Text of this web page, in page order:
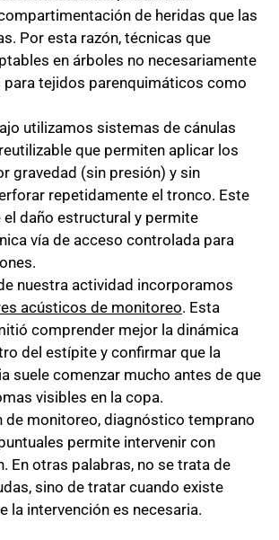
de heridas que las
Por esta razón, técnicas que
en árboles no necesariamente
tejidos parenquimáticos como
utilizamos sistemas de cánulas
que permiten aplicar los
gravedad (sin presión) y sin
repetidamente el tronco. Este
el daño estructural y permite
vía de acceso controlada para
nuestra actividad incorporamos
acústicos de monitoreo. Esta
comprender mejor la dinámica
del estípite y confirmar que la
suele comenzar mucho antes de que
visibles en la copa.
de monitoreo, diagnóstico temprano
permite intervenir con
En otras palabras, no se trata de
sino de tratar cuando existe
la intervención es necesaria.